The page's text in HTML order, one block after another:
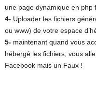
une page dynamique en php
4- Uploader les fichiers
ou www) de votre espace
5- maintenant quand vous
hébergé les fichiers, vous
Facebook mais un Faux !